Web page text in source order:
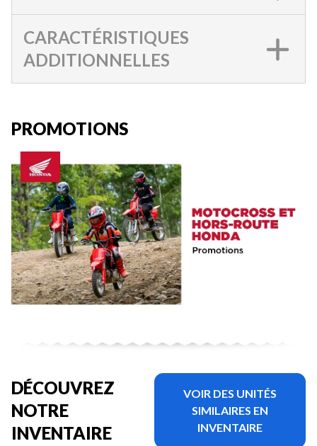
CARACTÉRISTIQUES
ADDITIONNELLES
PROMOTIONS
DÉCOUVREZ
NOTRE
INVENTAIRE
VOIR DES UNITÉS
SIMILAIRES EN
INVENTAIRE